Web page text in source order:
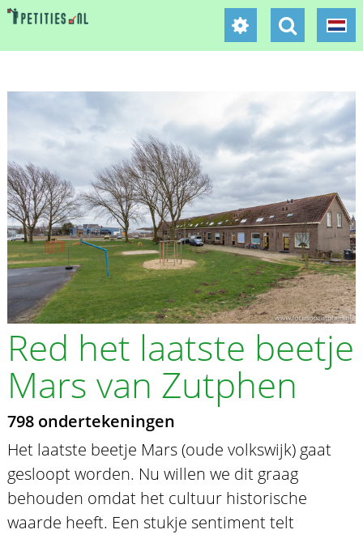
Red het laatste beetje
Mars van Zutphen
798 ondertekeningen
Het laatste beetje Mars (oude volkswijk) gaat
gesloopt worden. Nu willen we dit graag
behouden omdat het cultuur historische
waarde heeft. Een stukje sentiment telt